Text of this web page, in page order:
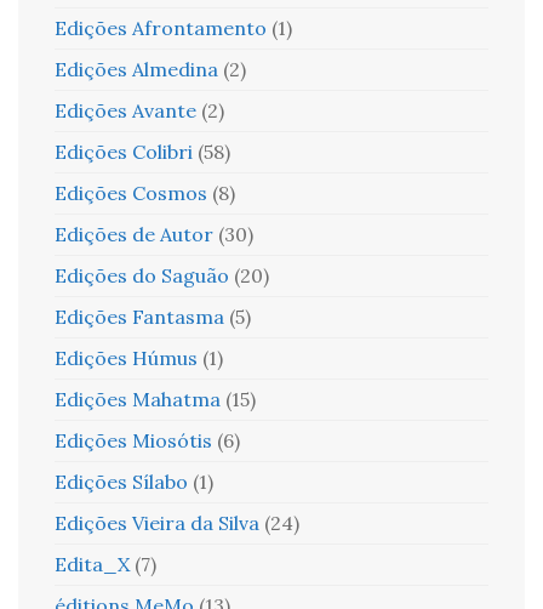
Edições Afrontamento (1)
Edições Almedina (2)
Edições Avante (2)
Edições Colibri (58)
Edições Cosmos (8)
Edições de Autor (30)
Edições do Saguão (20)
Edições Fantasma (5)
Edições Húmus (1)
Edições Mahatma (15)
Edições Miosótis (6)
Edições Sílabo (1)
Edições Vieira da Silva (24)
Edita_X (7)